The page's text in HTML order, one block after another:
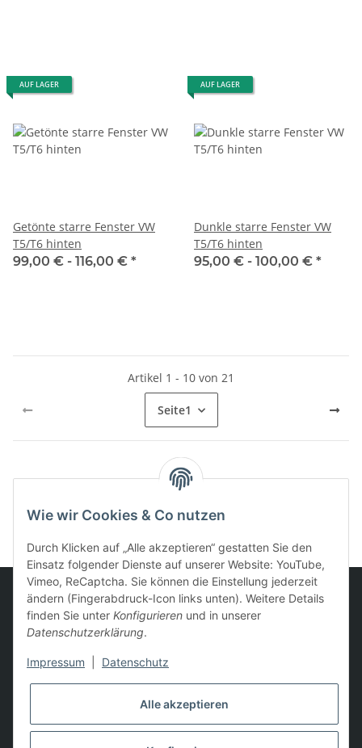
AUF LAGER
Getönte starre Fenster VW
T5/T6 hinten
99,00 € - 116,00 € *
AUF LAGER
Dunkle starre Fenster VW
T5/T6 hinten
95,00 € - 100,00 € *
Artikel 1 - 10 von 21
Seite1
Informationen
Gesetzliche Informationen
Wie wir Cookies & Co nutzen
Durch Klicken auf „Alle akzeptieren“ gestatten Sie den
Einsatz folgender Dienste auf unserer Website: YouTube,
Vimeo, ReCaptcha. Sie können die Einstellung jederzeit
ändern (Fingerabdruck-Icon links unten). Weitere Details
finden Sie unter Konfigurieren und in unserer
Datenschutzerklärung.
Impressum Datenschutz
Alle akzeptieren